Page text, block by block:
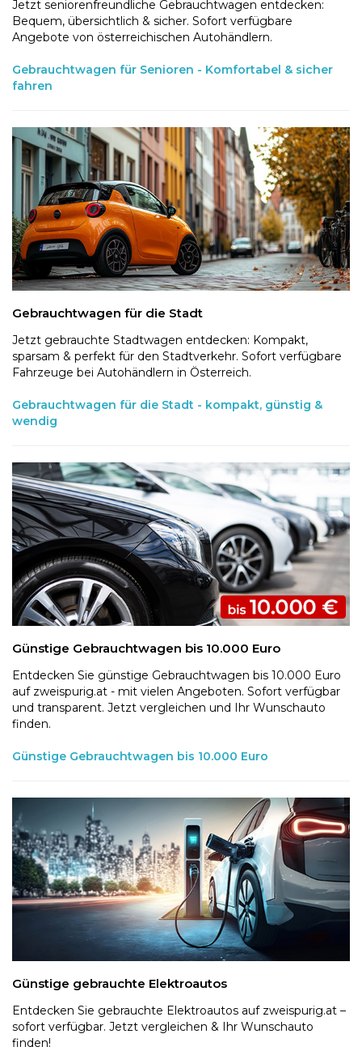
Jetzt seniorenfreundliche Gebrauchtwagen entdecken:
Bequem, übersichtlich & sicher. Sofort verfügbare
Angebote von österreichischen Autohändlern.
Gebrauchtwagen für Senioren - Komfortabel & sicher
fahren
Gebrauchtwagen für die Stadt
Jetzt gebrauchte Stadtwagen entdecken: Kompakt,
sparsam & perfekt für den Stadtverkehr. Sofort verfügbare
Fahrzeuge bei Autohändlern in Österreich.
Gebrauchtwagen für die Stadt - kompakt, günstig &
wendig
Günstige Gebrauchtwagen bis 10.000 Euro
Entdecken Sie günstige Gebrauchtwagen bis 10.000 Euro
auf zweispurig.at - mit vielen Angeboten. Sofort verfügbar
und transparent. Jetzt vergleichen und Ihr Wunschauto
finden.
Günstige Gebrauchtwagen bis 10.000 Euro
Günstige gebrauchte Elektroautos
Entdecken Sie gebrauchte Elektroautos auf zweispurig.at –
sofort verfügbar. Jetzt vergleichen & Ihr Wunschauto
finden!